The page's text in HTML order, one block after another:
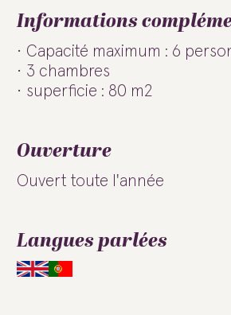
Informations
Capacité maximum : 6
3 chambres
superficie : 80 m2
Ouverture
Ouvert toute l'année
Langues parlées